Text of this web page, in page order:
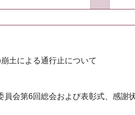
土による通行止について
員会第6回総会および表彰式、感謝